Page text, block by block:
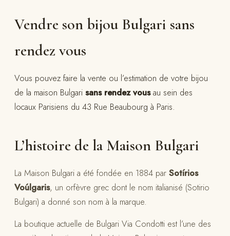
Vendre son bijou Bulgari sans
rendez vous
Vous pouvez faire la vente ou l’estimation de votre bijou
de la maison Bulgari sans rendez vousau sein des
locaux Parisiens du 43 Rue Beaubourg à Paris.
L’histoire de la Maison Bulgari
La Maison Bulgari a été fondée en 1884 par Sotírios
Voúlgaris, un orfèvre grec dont le nom italianisé (Sotirio
Bulgari) a donné son nom à la marque.
La boutique actuelle de Bulgari Via Condotti est l’une des